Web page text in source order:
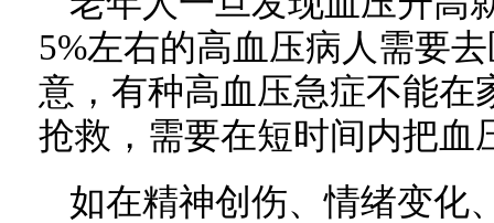
5%左右的高血压病人需要
意，有种高血压急症不能在
抢救，需要在短时间内把血
如在精神创伤、情绪变化